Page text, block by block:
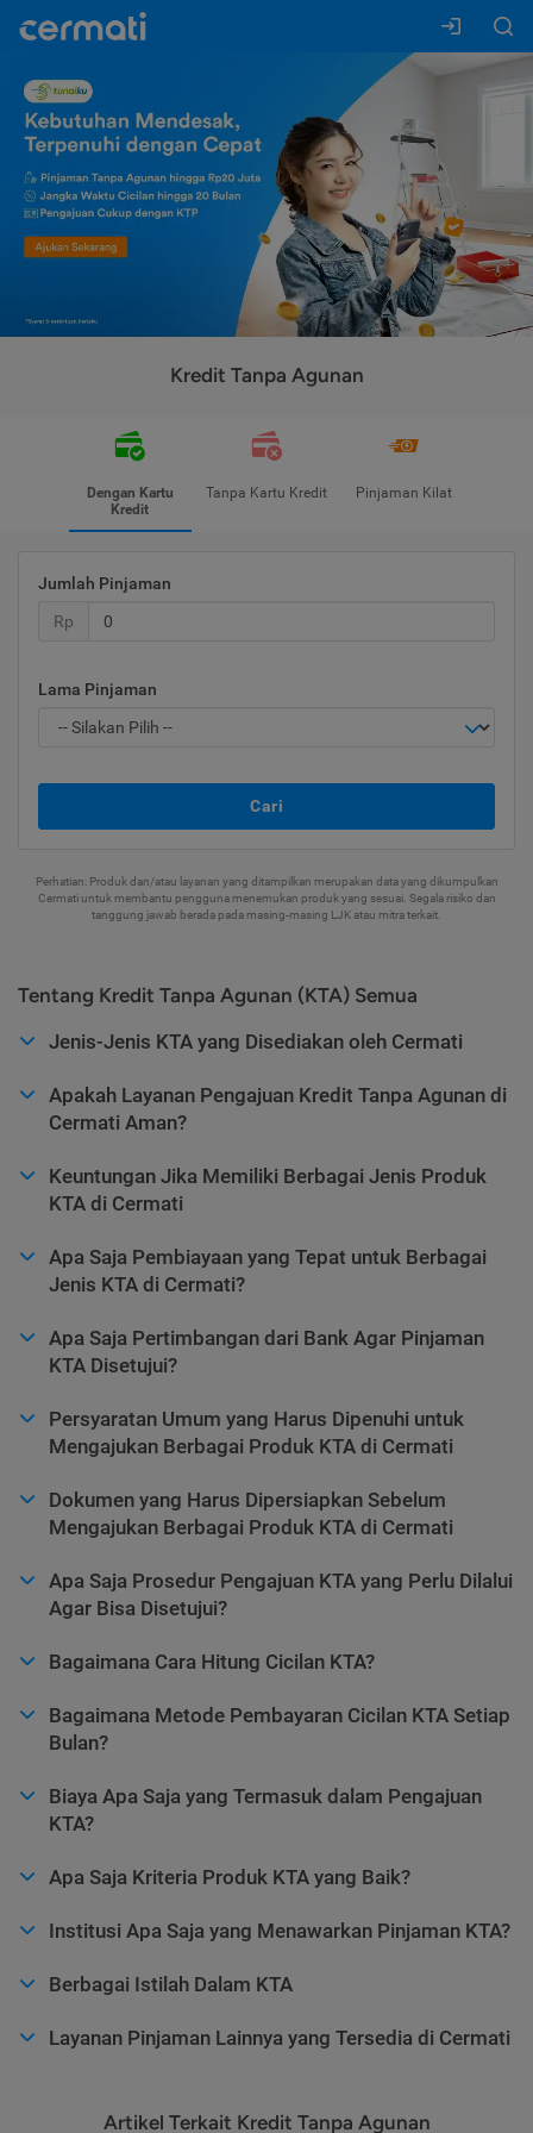
Kredit Tanpa Agunan
Dengan Kartu
Kredit
Tanpa Kartu Kredit Pinjaman Kilat
Jumlah Pinjaman
Rp
Lama Pinjaman
Cari
Perhatian: Produk dan/atau layanan yang ditampilkan merupakan data yang dikumpulkan
Cermati untuk membantu pengguna menemukan produk yang sesuai. Segala risiko dan
tanggung jawab berada pada masing-masing LJK atau mitra terkait.
Tentang Kredit Tanpa Agunan (KTA) Semua
Jenis-Jenis KTA yang Disediakan oleh Cermati
Apakah Layanan Pengajuan Kredit Tanpa Agunan di
Cermati Aman?
Keuntungan Jika Memiliki Berbagai Jenis Produk
KTA di Cermati
Apa Saja Pembiayaan yang Tepat untuk Berbagai
Jenis KTA di Cermati?
Apa Saja Pertimbangan dari Bank Agar Pinjaman
KTA Disetujui?
Persyaratan Umum yang Harus Dipenuhi untuk
Mengajukan Berbagai Produk KTA di Cermati
Dokumen yang Harus Dipersiapkan Sebelum
Mengajukan Berbagai Produk KTA di Cermati
Apa Saja Prosedur Pengajuan KTA yang Perlu Dilalui
Agar Bisa Disetujui?
Bagaimana Cara Hitung Cicilan KTA?
Bagaimana Metode Pembayaran Cicilan KTA Setiap
Bulan?
Biaya Apa Saja yang Termasuk dalam Pengajuan
KTA?
Apa Saja Kriteria Produk KTA yang Baik?
Institusi Apa Saja yang Menawarkan Pinjaman KTA?
Berbagai Istilah Dalam KTA
Layanan Pinjaman Lainnya yang Tersedia di Cermati
Artikel Terkait Kredit Tanpa Agunan